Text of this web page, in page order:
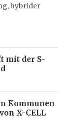
hybrider
mit der S-
Kommunen
X-CELL